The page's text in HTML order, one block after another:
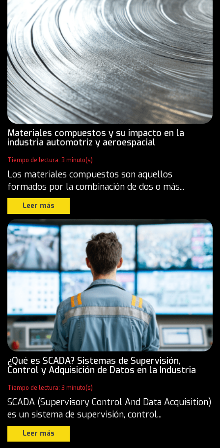
Materiales compuestos y su impacto en la
industria automotriz y aeroespacial
Tiempo de lectura: 3 minuto(s)
Los materiales compuestos son aquellos
formados por la combinación de dos o más...
Leer más
¿Qué es SCADA? Sistemas de Supervisión,
Control y Adquisición de Datos en la Industria
Tiempo de lectura: 3 minuto(s)
SCADA (Supervisory Control And Data Acquisition)
es un sistema de supervisión, control...
Leer más